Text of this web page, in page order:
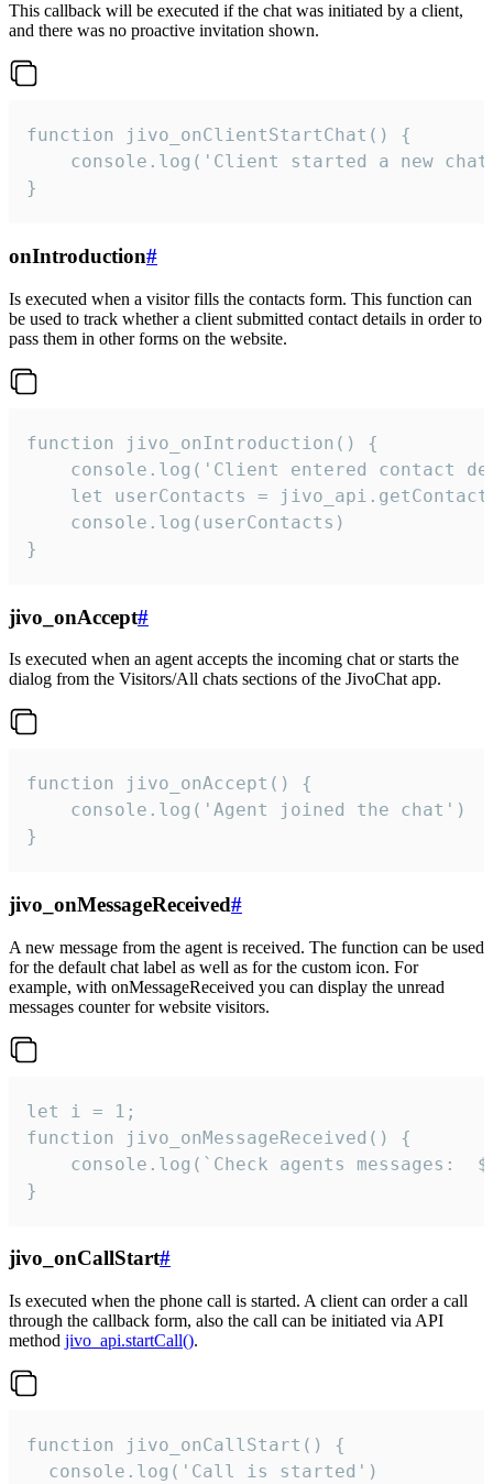
This callback will be executed if the chat was initiated by a client,
and there was no proactive invitation shown.
function jivo_onClientStartChat() {
console.log('Client started a new
}
onIntroduction#
Is executed when a visitor fills the contacts form. This function can
be used to track whether a client submitted contact details in order to
pass them in other forms on the website.
function jivo_onIntroduction() {
console.log('Client entered contact
let userContacts =
    console.log(userContacts)
}
jivo_onAccept#
Is executed when an agent accepts the incoming chat or starts the
dialog from the Visitors/All chats sections of the JivoChat app.
function jivo_onAccept() {
}
jivo_onMessageReceived#
A new message from the agent is received. The function can be used
for the default chat label as well as for the custom icon. For
example, with onMessageReceived you can display the unread
messages counter for website visitors.
let i = 1;
function jivo_onMessageReceived() {
}
jivo_onCallStart#
Is executed when the phone call is started. A client can order a call
through the callback form, also the call can be initiated via API
method jivo_api.startCall().
function jivo_onCallStart() {
  console.log('Call is started')